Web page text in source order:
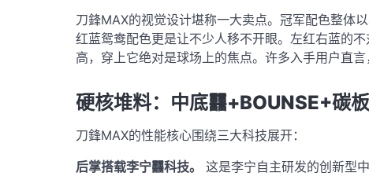
刀鋒MAX的视觉设计堪称一大卖点。冠军配色整体
红蓝鸳鸯配色更是让不少人移不开眼。左红右蓝的
高，穿上它绝对是球场上的焦点。许多入手用户直
硬核堆料：中底䨻+BOUNSE+碳
刀鋒MAX的性能核心围绕三大科技展开：
后掌搭载李宁䨻科技。
这是李宁自主研发的创新型